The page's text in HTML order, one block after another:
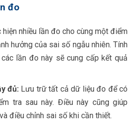
đo
hiện nhiều lần đo cho cùng một điểm
hưởng của sai số ngẫu nhiên. Tính
lần đo này sẽ cung cấp kết quả
đủ: Lưu trữ tất cả dữ liệu đo để có
tra sau này. Điều này cũng giúp
điều chỉnh sai số khi cần thiết.